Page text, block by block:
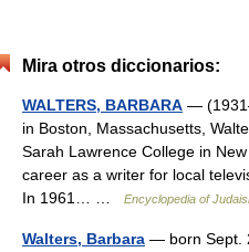
Mira otros diccionarios:
WALTERS, BARBARA —
in Boston, Massachusetts,
Sarah Lawrence College in
career as a writer for local
In 1961… …
Encyclopedia of
Walters, Barbara — born Sept.